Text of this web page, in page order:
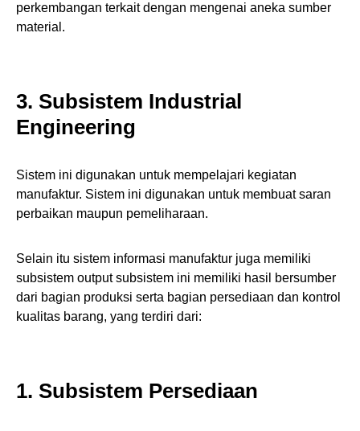
perkembangan terkait dengan mengenai aneka sumber
material.
3. Subsistem Industrial
Engineering
Sistem ini digunakan untuk mempelajari kegiatan
manufaktur. Sistem ini digunakan untuk membuat saran
perbaikan maupun pemeliharaan.
Selain itu sistem informasi manufaktur juga memiliki
subsistem output subsistem ini memiliki hasil bersumber
dari bagian produksi serta bagian persediaan dan kontrol
kualitas barang, yang terdiri dari:
1. Subsistem Persediaan